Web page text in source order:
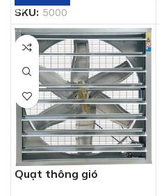
SKU: 5000
Quạt thông gió